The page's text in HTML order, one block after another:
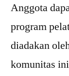
Anggota
program
diadakan
komunitas